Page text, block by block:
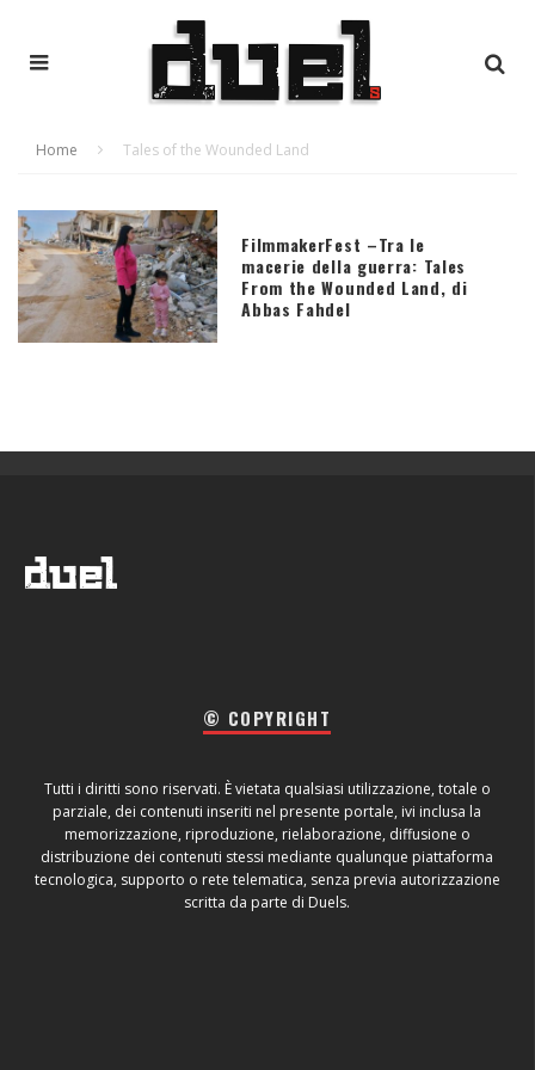
Home Tales of the Wounded Land
FilmmakerFest –Tra le
macerie della guerra: Tales
From the Wounded Land, di
Abbas Fahdel
© COPYRIGHT
Tutti i diritti sono riservati. È vietata qualsiasi utilizzazione, totale o
parziale, dei contenuti inseriti nel presente portale, ivi inclusa la
memorizzazione, riproduzione, rielaborazione, diffusione o
distribuzione dei contenuti stessi mediante qualunque piattaforma
tecnologica, supporto o rete telematica, senza previa autorizzazione
scritta da parte di Duels.